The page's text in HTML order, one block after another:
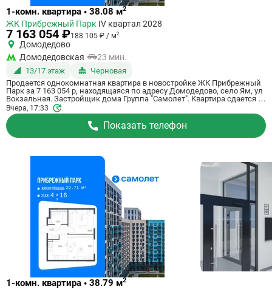
Ссылка
квартиру
1-комн. квартира • 38.08 м2
ЖК Прибрежный Парк IV квартал 2028
7 163 054 ₽188 105 ₽ / м2
Домодедово
Домодедовская
23 мин.
13/17 этаж
Черновая
Продается однокомнатная квартира в новостройке ЖК Прибрежный
Парк за 7 163 054 р, находящаяся по адресу Домодедово, село Ям, ул
Вокзальная. Застройщик дома Группа "Самолет". Квартира сдается в
IV квартале 2028 года с черновой отделкой, в 23 минутах на машине
от станции метрополитена Домодедовская. Общая площадь
квартиры - 38.08 м². Этаж 13 из 17. ID квартиры на СтройкиРУ 801182,
назовите его когда будете звонить.
Вчера, 17:33
Показать телефон
Ссылка
1-комн. квартира • 38.79 м2